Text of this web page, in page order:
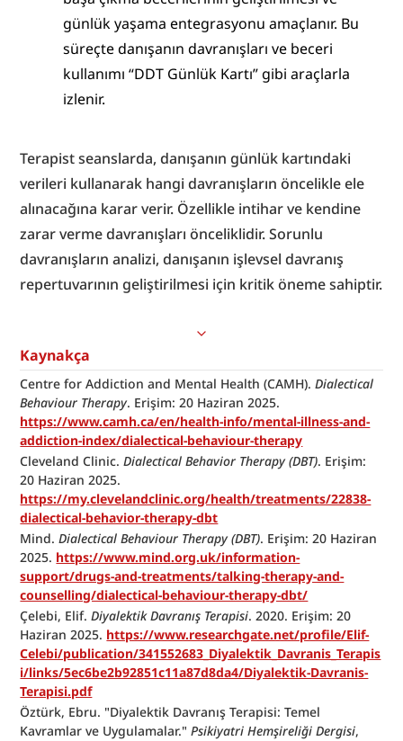
günlük yaşama entegrasyonu amaçlanır. Bu
süreçte danışanın davranışları ve beceri
kullanımı “DDT Günlük Kartı” gibi araçlarla
izlenir.
Terapist seanslarda, danışanın günlük kartındaki
verileri kullanarak hangi davranışların öncelikle ele
alınacağına karar verir. Özellikle intihar ve kendine
zarar verme davranışları önceliklidir. Sorunlu
davranışların analizi, danışanın işlevsel davranış
repertuvarının geliştirilmesi için kritik öneme sahiptir.
Kaynakça
Centre for Addiction and Mental Health (CAMH). Dialectical
Behaviour Therapy
https://www.camh.ca/en/health-info/mental-illness-and-
addiction-index/dialectical-behaviour-therapy
Cleveland Clinic. Dialectical Behavior Therapy (DBT). Erişim:
https://my.clevelandclinic.org/health/treatments/22838-
dialectical-behavior-therapy-dbt
Mind. Dialectical Behaviour Therapy (DBT). Erişim: 20 Haziran
2025. https://www.mind.org.uk/information-
support/drugs-and-treatments/talking-therapy-and-
counselling/dialectical-behaviour-therapy-dbt/
Çelebi, Elif. Diyalektik Davranış Terapisi. 2020. Erişim: 20
Haziran 2025. https://www.researchgate.net/profile/Elif-
Celebi/publication/341552683_Diyalektik_Davranis_Terapis
i/links/5ec6be2b92851c11a87d8da4/Diyalektik-Davranis-
Terapisi.pdf
Öztürk, Ebru. "Diyalektik Davranış Terapisi: Temel
Kavramlar ve Uygulamalar." Psikiyatri Hemşireliği Dergisi,